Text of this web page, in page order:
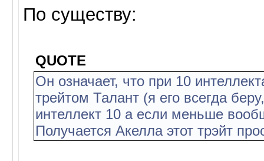
По существу:
QUOTE
Он означает, что при 10
трейтом Талант (я его всегда
интеллект 10 а если меньше
Получается Акелла этот трэйт